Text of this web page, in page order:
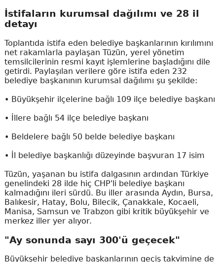
İstifaların kurumsal dağılımı ve 28 il
detayı
Toplantıda istifa eden belediye başkanlarının kırılımını
net rakamlarla paylaşan Tüzün, yerel yönetim
temsilcilerinin resmi kayıt işlemlerine başladığını dile
getirdi. Paylaşılan verilere göre istifa eden 232
belediye başkanının kurumsal dağılımı şu şekilde:
• Büyükşehir ilçelerine bağlı 109 ilçe belediye başkanı
• İllere bağlı 54 ilçe belediye başkanı
• Beldelere bağlı 50 belde belediye başkanı
• İl belediye başkanlığı düzeyinde başvuran 17 isim
Tüzün, yaşanan bu istifa dalgasının ardından Türkiye
genelindeki 28 ilde hiç CHP'li belediye başkanı
kalmadığını ileri sürdü. Bu iller arasında Aydın, Bursa,
Balıkesir, Hatay, Bolu, Bilecik, Çanakkale, Kocaeli,
Manisa, Samsun ve Trabzon gibi kritik büyükşehir ve
merkez iller yer alıyor.
"Ay sonunda sayı 300'ü geçecek"
Büyükşehir belediye başkanlarının geçiş takvimine de